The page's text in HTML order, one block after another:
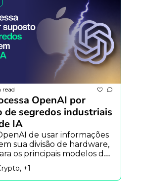
read
OpenAI por
de segredos industriais
IA
de usar informações
sua divisão de hardware,
os principais modelos de
mostra que
são essenciais na
+1